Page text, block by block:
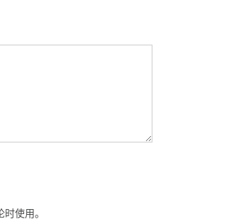
使用。